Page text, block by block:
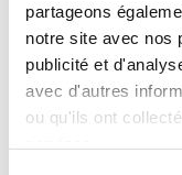
partageons
notre site avec nos
publicité et
avec d'autres
ou qu'ils ont
En stock
AJOUTER AU